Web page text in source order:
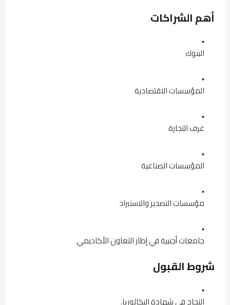
أهم الشراكات
البنوك
المؤسسات الاقتصادية
غرف التجارة
المؤسسات الصناعية
مؤسسات التصدير والاستيراد
جامعات أجنبية في إطار التعاون الأكاديمي
شروط القبول
النجاح في شهادة البكالوريا.